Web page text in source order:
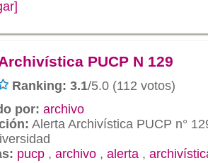
PUCP N 129
Ranking: 3.1/5.0 (112 votos)
por: archivo
Alerta Archivística PUCP n°
pucp , archivo , alerta ,